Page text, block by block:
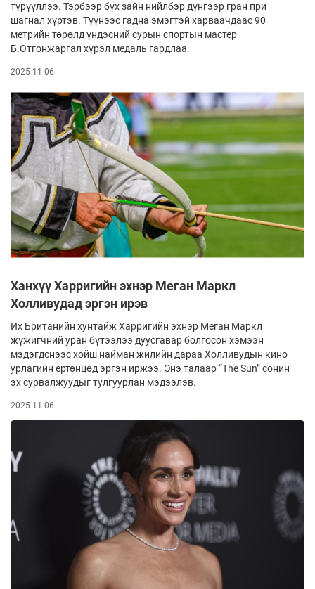
түрүүллээ. Тэрбээр бүх зайн нийлбэр дүнгээр гран при
шагнал хүртэв. Түүнээс гадна эмэгтэй харваачдаас 90
метрийн төрөлд үндэсний сурын спортын мастер
Б.Отгонжаргал хүрэл медаль гардлаа.
2025-11-06
Ханхүү Харригийн эхнэр Меган Маркл
Холливудад эргэн ирэв
Их Британийн хунтайж Харригийн эхнэр Меган Маркл
жүжигчний уран бүтээлээ дуусгавар болгосон хэмээн
мэдэгдснээс хойш найман жилийн дараа Холливудын кино
урлагийн ертөнцөд эргэн иржээ. Энэ талаар “The Sun” сонин
эх сурвалжуудыг тулгуурлан мэдээлэв.
2025-11-06